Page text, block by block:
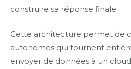
construire sa réponse finale.
Cette architecture permet de
autonomes qui tournent
envoyer de données à un